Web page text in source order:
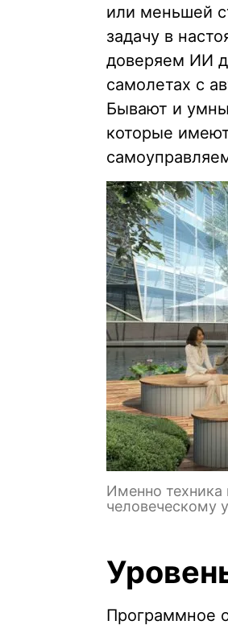
или меньшей
задачу в
доверяем ИИ
самолетах с
Бывают и
которые
Именно
человеческому
Программное